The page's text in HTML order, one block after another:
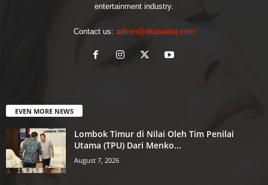
entertainment industry.
Contact us: admin@ditaswara.com
EVEN MORE NEWS
Lombok Timur di Nilai Oleh Tim Penilai
Utama (TPU) Dari Menko...
August 7, 2026